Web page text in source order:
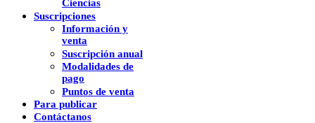
Ciencias
Suscripciones
Información y
venta
Suscripción anual
Modalidades de
pago
Puntos de venta
Para publicar
Contáctanos